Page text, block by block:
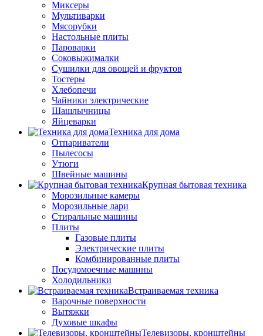
Миксеры
Мультиварки
Мясорубки
Настольные плиты
Пароварки
Соковыжималки
Сушилки для овощей и фруктов
Тостеры
Хлебопечи
Чайники электрические
Шашлычницы
Яйцеварки
Техника для дома
Отпариватели
Пылесосы
Утюги
Швейные машины
Крупная бытовая техника
Морозильные камеры
Морозильные лари
Стиральные машины
Плиты
Газовые плиты
Электрические плиты
Комбинированные плиты
Посудомоечные машины
Холодильники
Встраиваемая техника
Варочные поверхности
Вытяжки
Духовые шкафы
Телевизоры, кронштейны